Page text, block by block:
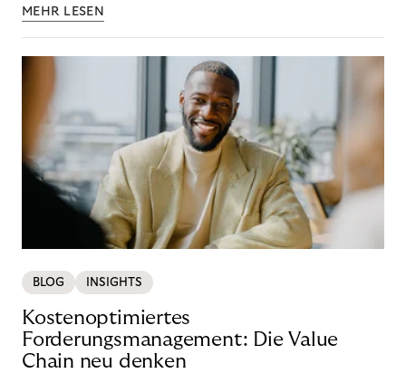
MEHR LESEN
BLOG INSIGHTS
Kostenoptimiertes
Forderungsmanagement: Die Value
Chain neu denken